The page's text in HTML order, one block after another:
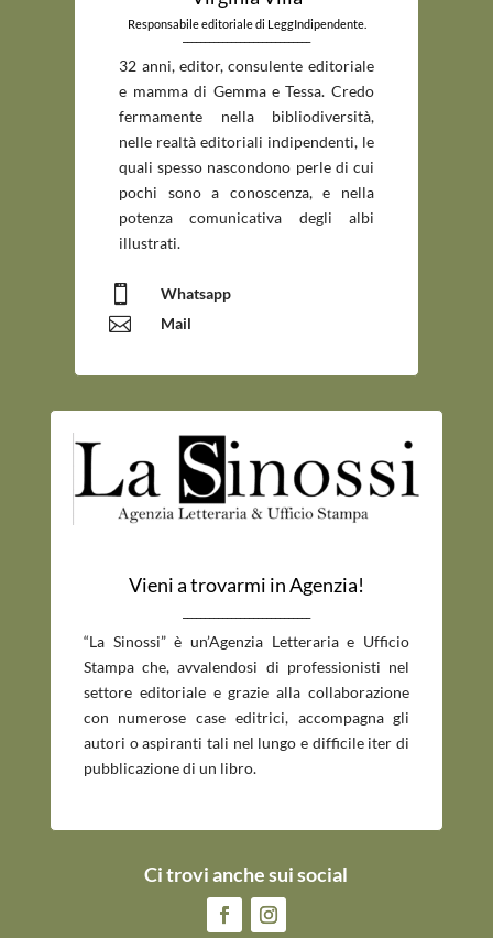
Responsabile editoriale di LeggIndipendente.
_____________________________
32 anni, editor, consulente editoriale
e mamma di Gemma e Tessa. Credo
fermamente nella bibliodiversità,
nelle realtà editoriali indipendenti, le
quali spesso nascondono perle di cui
pochi sono a conoscenza, e nella
potenza comunicativa degli albi
illustrati.
 Whatsapp
 Mail
Vieni a trovarmi in Agenzia!
“La Sinossi” è un’Agenzia Letteraria e Ufficio
Stampa che, avvalendosi di professionisti nel
settore editoriale e grazie alla collaborazione
con numerose case editrici, accompagna gli
autori o aspiranti tali nel lungo e difficile iter di
pubblicazione di un libro.
Ci trovi anche sui social